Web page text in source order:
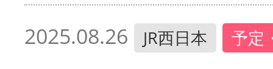
2025.08.26 JR西日本 予定